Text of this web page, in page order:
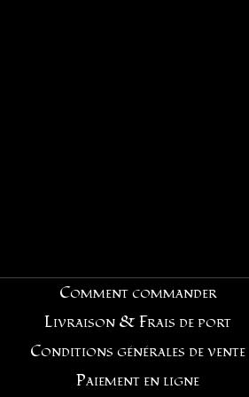
Comment commander
Livraison & Frais de port
Conditions générales de vente
Paiement en ligne